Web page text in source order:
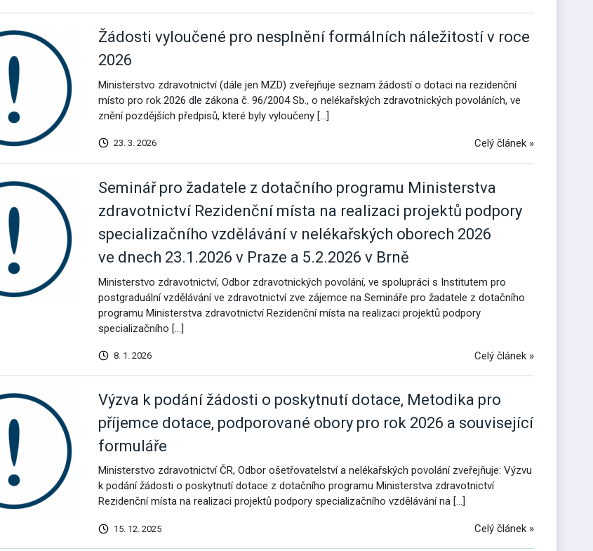
Žádosti vyloučené pro nesplnění formálních náležitostí v roce
2026
Ministerstvo zdravotnictví (dále jen MZD) zveřejňuje seznam žádostí o dotaci na rezidenční
místo pro rok 2026 dle zákona č. 96/2004 Sb., o nelékařských zdravotnických povoláních, ve
znění pozdějších předpisů, které byly vyloučeny […]
23. 3. 2026 Celý článek »
Seminář pro žadatele z dotačního programu Ministerstva
zdravotnictví Rezidenční místa na realizaci projektů podpory
specializačního vzdělávání v nelékařských oborech 2026
ve dnech 23.1.2026 v Praze a 5.2.2026 v Brně
Ministerstvo zdravotnictví, Odbor zdravotnických povolání, ve spolupráci s Institutem pro
postgraduální vzdělávání ve zdravotnictví zve zájemce na Semináře pro žadatele z dotačního
programu Ministerstva zdravotnictví Rezidenční místa na realizaci projektů podpory
specializačního […]
8. 1. 2026 Celý článek »
Výzva k podání žádosti o poskytnutí dotace, Metodika pro
příjemce dotace, podporované obory pro rok 2026 a související
formuláře
Ministerstvo zdravotnictví ČR, Odbor ošetřovatelství a nelékařských povolání zveřejňuje: Výzvu
k podání žádosti o poskytnutí dotace z dotačního programu Ministerstva zdravotnictví
Rezidenční místa na realizaci projektů podpory specializačního vzdělávání na […]
15. 12. 2025 Celý článek »